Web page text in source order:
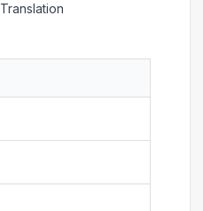
Translation